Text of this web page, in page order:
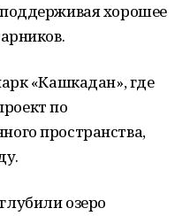
хорошее
«Кашкадан», где
по
пространства,
озеро